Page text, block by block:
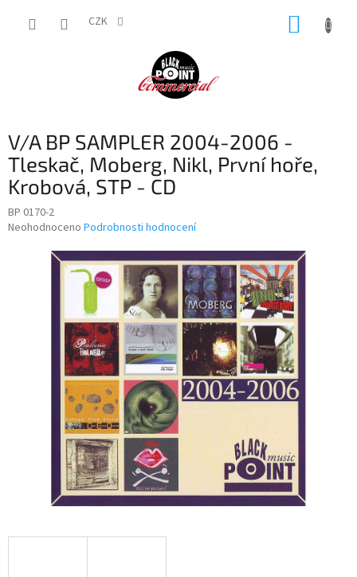
CZK
V/A BP SAMPLER 2004-2006 -
Tleskač, Moberg, Nikl, První hoře,
Krobová, STP - CD
BP 0170-2
Průměrné
Neohodnoceno Podrobnosti hodnocení